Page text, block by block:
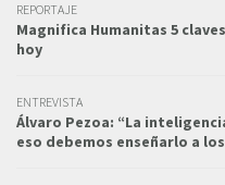
REPORTAJE
Magnifica Humanitas 5
hoy
ENTREVISTA
Álvaro Pezoa: “La
eso debemos enseñarlo a